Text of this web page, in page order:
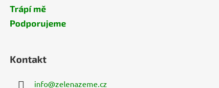
Trápí mě
Podporujeme
Kontakt
info@zelenazeme.cz